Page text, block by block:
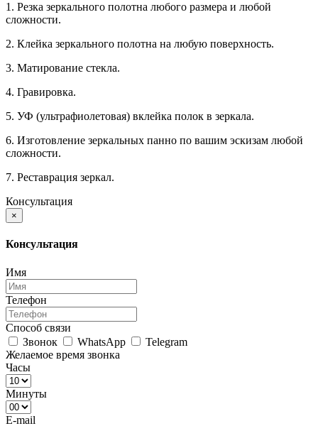
1. Резка зеркального полотна любого размера и любой
сложности.
2. Клейка зеркального полотна на любую поверхность.
3. Матирование стекла.
4. Гравировка.
5. УФ (ультрафиолетовая) вклейка полок в зеркала.
6. Изготовление зеркальных панно по вашим эскизам любой
сложности.
7. Реставрация зеркал.
Консультация
×
Консультация
Имя
Телефон
Способ связи
Звонок
WhatsApp
Telegram
Желаемое время звонка
Часы
Минуты
E-mail